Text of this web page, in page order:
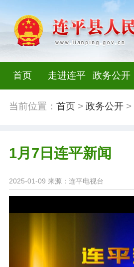
首页 走进连平 政务公开
当前位置： 首页> 政务公开>
1月7日连平新闻
2025-01-09 来源：连平电视台